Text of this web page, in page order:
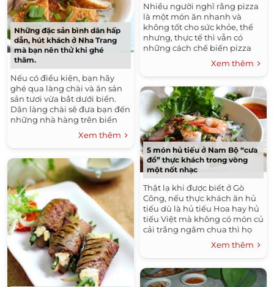
Những đặc sản bình dân hấp
dẫn, hút khách ở Nha Trang
mà bạn nên thử khi ghé
thăm.
Nếu có điều kiện, bạn hãy
ghé qua làng chài và ăn sản
sản tươi vừa bắt dưới biển.
Dân làng chài sẽ đưa bạn đến
những nhà hàng trên biển
bằng phà. Tại đây, bạn có thể
chọn hải sản tươi sống hay tự
tay đánh bắt tôm, cá từ dưới
biển và nhờ nhà hàng chế
biến chúng thành thức ăn
cho mình.
Xem thêm
Nhiều người nghĩ rằng pizza
là một món ăn nhanh và
không tốt cho sức khỏe, thế
nhưng, thực tế thì vẫn có
những cách chế biến pizza
vừa tươi ngon, vừa tốt cho cơ
thể. CÔNG THỨC CHUNG LÀM
ĐẾ BÁNH:...
Xem thêm
5 món hủ tiếu ở Nam Bộ “cưa
đổ” thực khách trong vòng
một nốt nhạc
Thật lạ khi được biết ở Gò
Công, nếu thực khách ăn hủ
tiếu dù là hủ tiếu Hoa hay hủ
tiếu Việt mà không có món củ
cải trắng ngâm chua thì họ
không ăn. Nếu có dịp đặt
chân đến Sài Gòn và đặc biệt
là vùng đất Gò Công, các bạn
đừng quên thưởng thức món
ăn này nhé!
Xem thêm